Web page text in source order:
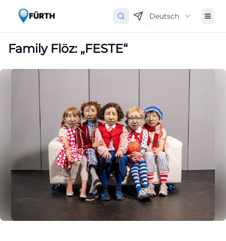
Deutsch
Family Flöz: „FESTE“